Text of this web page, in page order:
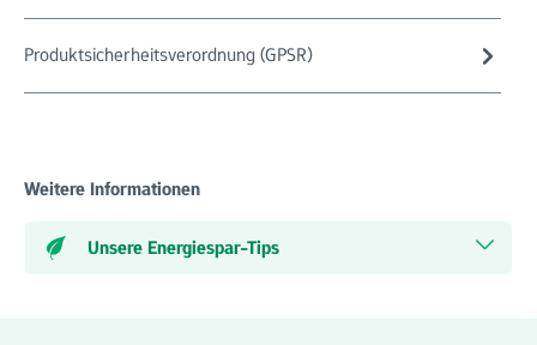
Produktsicherheitsverordnung (GPSR)
Weitere Informationen
Unsere Energiespar-Tips